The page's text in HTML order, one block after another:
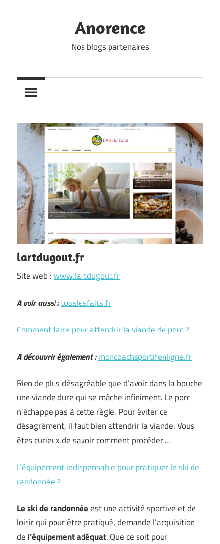
Anorence
Nos blogs partenaires
lartdugout.fr
Site web :www.lartdugout.fr
A voir aussi :touslesfaits.fr
Comment faire pour attendrir la viande de porc ?
A découvrir également :moncoachsportifenligne.fr
Rien de plus désagréable que d’avoir dans la bouche
une viande dure qui se mâche infiniment. Le porc
n’échappe pas à cette règle. Pour éviter ce
désagrément, il faut bien attendrir la viande. Vous
êtes curieux de savoir comment procéder …
L’équipement indispensable pour pratiquer le ski de
randonnée ?
Le ski de randonnéeest une activité sportive et de
loisir qui pour être pratiqué, demande l’acquisition
de l’équipement adéquat. Que ce soit pour